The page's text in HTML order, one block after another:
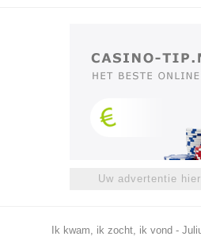
Uw advertentie
Ik kwam, ik zocht, ik vond -